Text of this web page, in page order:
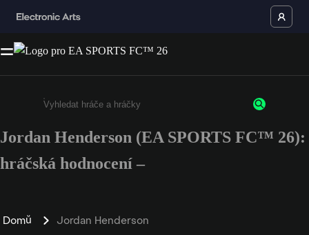
Enter a minimum of 3 characters or numbers
Jordan Henderson (EA SPORTS FC™ 26):
hráčská hodnocení –
Domů Jordan Henderson